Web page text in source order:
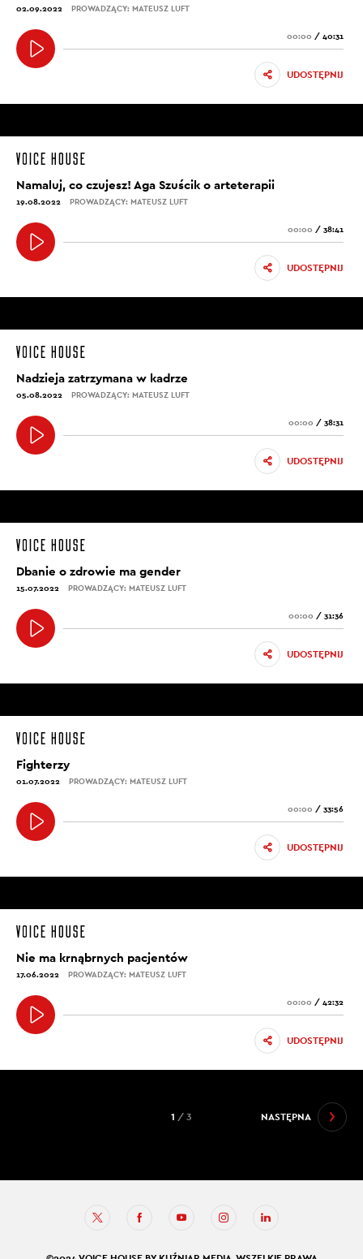
02.09.2022 PROWADZĄCY: MATEUSZ LUFT
00:00 / 40:31
UDOSTĘPNIJ
Namaluj, co czujesz! Aga Szuścik o arteterapii
19.08.2022 PROWADZĄCY: MATEUSZ LUFT
00:00 / 38:41
UDOSTĘPNIJ
Nadzieja zatrzymana w kadrze
05.08.2022 PROWADZĄCY: MATEUSZ LUFT
00:00 / 38:31
UDOSTĘPNIJ
Dbanie o zdrowie ma gender
15.07.2022 PROWADZĄCY: MATEUSZ LUFT
00:00 / 31:36
UDOSTĘPNIJ
Fighterzy
01.07.2022 PROWADZĄCY: MATEUSZ LUFT
00:00 / 33:56
UDOSTĘPNIJ
Nie ma krnąbrnych pacjentów
17.06.2022 PROWADZĄCY: MATEUSZ LUFT
00:00 / 42:32
UDOSTĘPNIJ
NASTĘPNA
1 / 3